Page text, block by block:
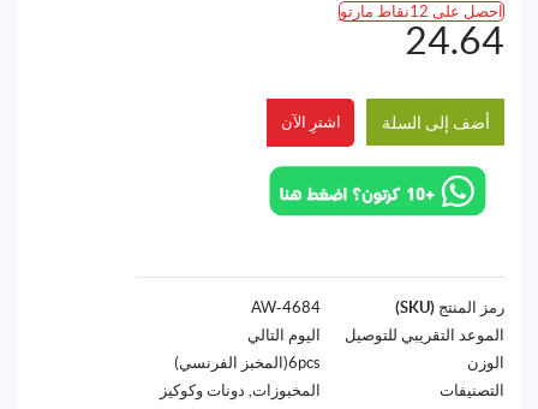
احصل على 12نقاط مارتو
24.64
أضف إلى السلة اشترِ الآن
رمز المنتج (SKU)
4684-AW
الموعد التقريبي للتوصيل
اليوم التالي
الوزن
6pcs(المخبز الفرنسي)
التصنيفات
المخبوزات, دونات وكوكيز